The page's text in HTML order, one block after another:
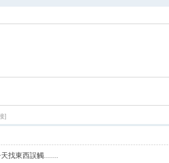
]
找東西誤觸.......